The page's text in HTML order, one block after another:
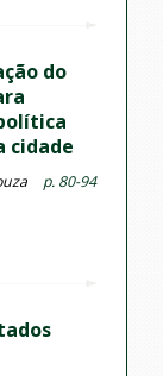
do
cidade
p. 80-94